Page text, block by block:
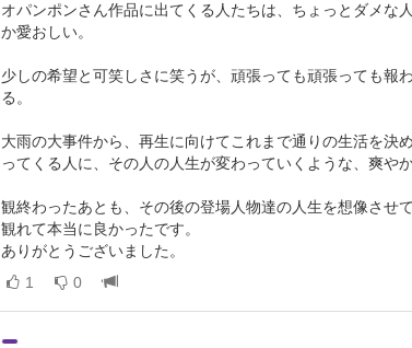
オパンポンさん作品に出てくる人たちは、ちょっとダメな
か愛おしい。
少しの希望と可笑しさに笑うが、頑張っても頑張っても報
る。
大雨の大事件から、再生に向けてこれまで通りの生活を決
ってくる人に、その人の人生が変わっていくような、爽や
観終わったあとも、その後の登場人物達の人生を想像させ
観れて本当に良かったです。
ありがとうございました。
1 0